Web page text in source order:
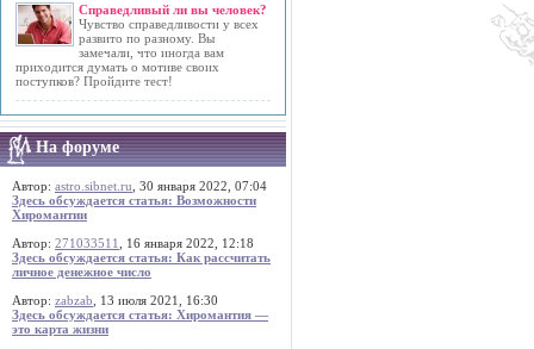
Справедливый ли вы человек?
Чувство справедливости у всех
развито по разному. Вы
замечали, что иногда вам
приходится думать о мотиве своих
поступков? Пройдите тест!
На форуме
Автор: astro.sibnet.ru , 30 января 2022, 07:04
Здесь обсуждается статья: Возможности
Хиромантии
Автор: 271033511
, 16 января 2022, 12:18
Здесь обсуждается статья: Как рассчитать
личное денежное число
Автор: zabzab , 13 июля 2021, 16:30
Здесь обсуждается статья: Хиромантия —
это карта жизни